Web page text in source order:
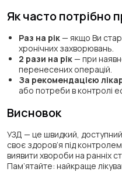
Як часто потрібно
Раз на рік— якщо Ви
хронічних захворювань.
2 рази на рік— при
перенесених операцій.
За рекомендацією
або потреби в контролі
Висновок
УЗД — це швидкий,
своє здоров’я під
виявити хвороби на ранніх
Пам’ятайте: найкраще